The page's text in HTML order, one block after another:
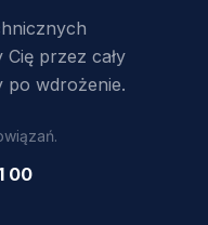
przez cały
po wdrożenie.
00